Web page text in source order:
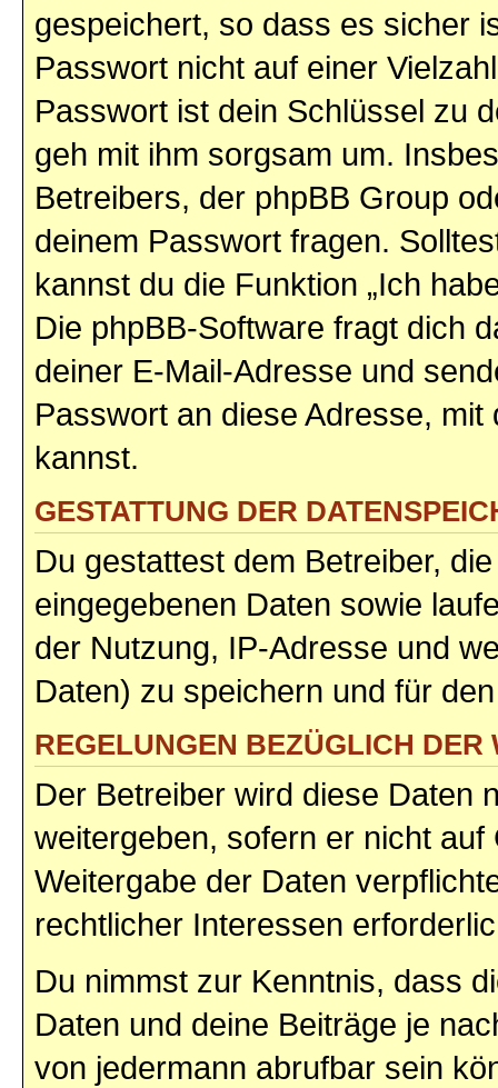
gespeichert, so dass es sicher
Passwort nicht auf einer
Passwort ist dein Schlüssel zu
geh mit ihm sorgsam um.
Betreibers, der phpBB Group
deinem Passwort fragen.
kannst du die Funktion „Ich
Die phpBB-Software fragt dich
deiner E-Mail-Adresse und
Passwort an diese Adresse,
kannst.
GESTATTUNG DER
Du gestattest dem Betreiber,
eingegebenen Daten sowie
der Nutzung, IP-Adresse und
Daten) zu speichern und für
REGELUNGEN BEZÜGLICH
Der Betreiber wird diese Daten
weitergeben, sofern er nicht
Weitergabe der Daten
rechtlicher Interessen
Du nimmst zur Kenntnis, dass
Daten und deine Beiträge je
von jedermann abrufbar sein